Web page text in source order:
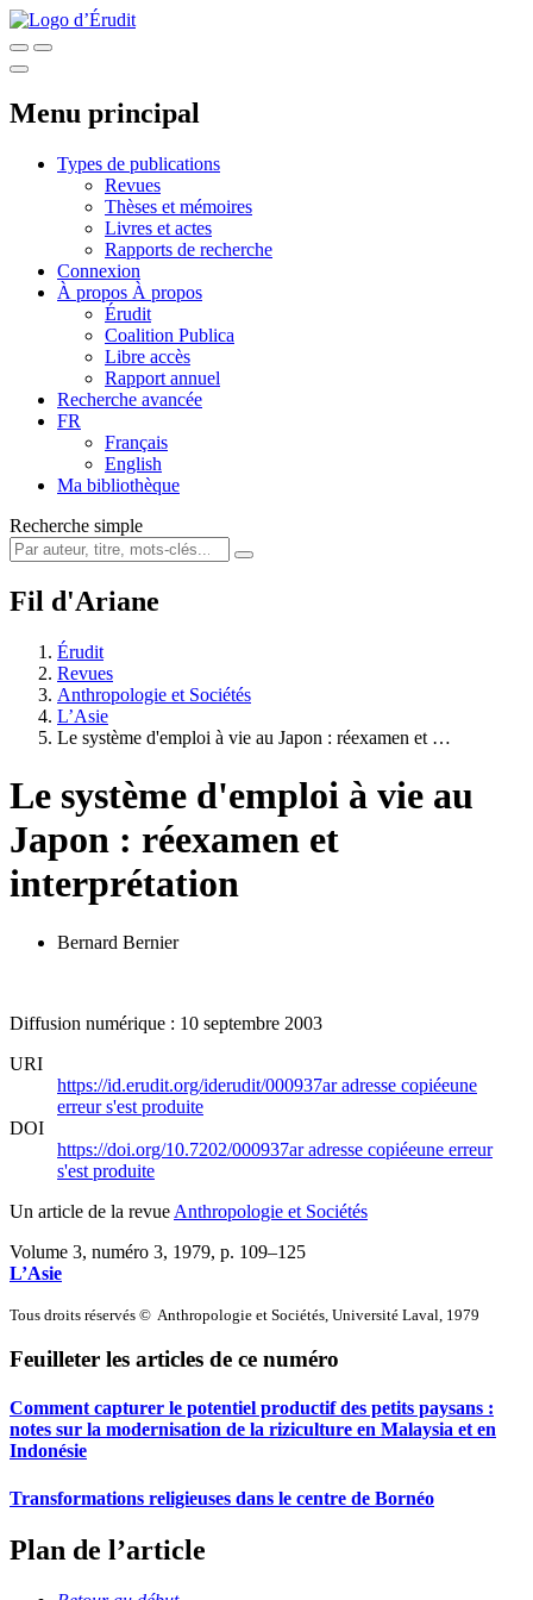
Menu principal
Types de publications
Revues
Thèses et mémoires
Livres et actes
Rapports de recherche
Connexion
À propos À propos
Érudit
Coalition Publica
Libre accès
Rapport annuel
Recherche avancée
FR
Français
English
Ma bibliothèque
Recherche simple
Fil d'Ariane
Érudit
Revues
Anthropologie et Sociétés
L’Asie
Le système d'emploi à vie au Japon : réexamen et …
Le système d'emploi à vie au
Japon : réexamen et
interprétation
Bernard Bernier
Diffusion numérique : 10 septembre 2003
URI
https://id.erudit.org/iderudit/000937aradresse copiéeune
erreur s'est produite
DOI
https://doi.org/10.7202/000937aradresse copiéeune erreur
s'est produite
Un article de la revue Anthropologie et Sociétés
Volume 3, numéro 3, 1979, p. 109–125
L’Asie
Tous droits réservés © Anthropologie et Sociétés, Université Laval, 1979
Feuilleter les articles de ce numéro
Comment capturer le potentiel productif des petits paysans :
notes sur la modernisation de la riziculture en Malaysia et en
Indonésie
Transformations religieuses dans le centre de Bornéo
Plan de l’article